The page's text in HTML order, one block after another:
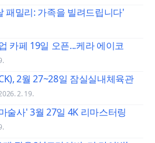
패밀리: 가족을 빌려드립니다'
카페 19일 오픈...케라 에이코
2월 27~28일 잠실실내체육관
2. 19.
술사' 3월 27일 4K 리마스터링